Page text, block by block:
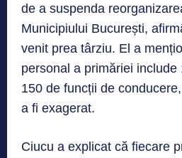
de a suspenda
Municipiului București,
venit prea târziu. El a
personal a primăriei include
150 de funcții de
a fi exagerat.
Ciucu a explicat că fiecare